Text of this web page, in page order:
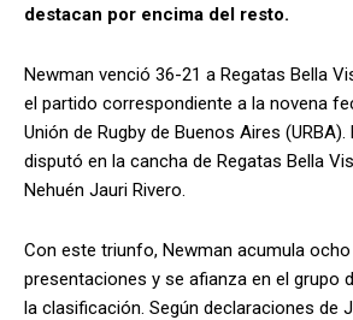
destacan por encima del resto.
Newman venció 36-21 a Regatas Bella
el partido correspondiente a la novena
Unión de Rugby de Buenos Aires
disputó en la cancha de Regatas Bella
Nehuén Jauri Rivero.
Con este triunfo, Newman acumula
presentaciones y se afianza en el grupo
la clasificación. Según declaraciones de